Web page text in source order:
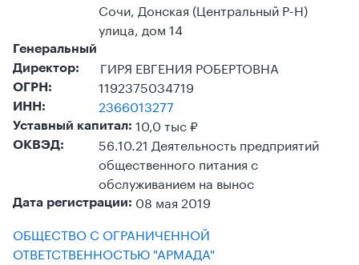
Сочи, Донская (Центральный Р-Н)
улица, дом 14
Генеральный
Директор:
ГИРЯ ЕВГЕНИЯ РОБЕРТОВНА
ОГРН: 1192375034719
ИНН: 2366013277
Уставный капитал: 10,0 тыс ₽
ОКВЭД:
56.10.21 Деятельность предприятий
общественного питания с
обслуживанием на вынос
Дата регистрации: 08 мая 2019
ОБЩЕСТВО С ОГРАНИЧЕННОЙ
ОТВЕТСТВЕННОСТЬЮ "АРМАДА"